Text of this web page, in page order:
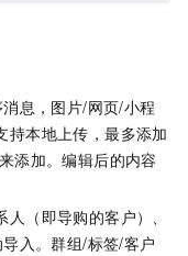
息，图片/网页/小程
持本地上传，最多添加
添加。编辑后的内容
（即导购的客户）、
入。群组/标签/客户